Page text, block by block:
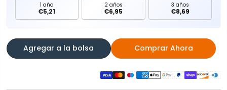
1 año
€5,21
2 años
€6,95
3 años
€8,69
Agregar a la bolsa Comprar Ahora